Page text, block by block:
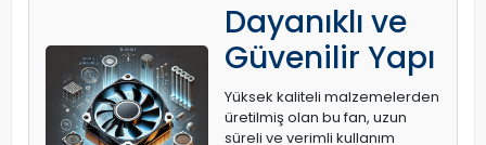
Dayanıklı ve
Güvenilir Yapı
Yüksek kaliteli malzemelerden
üretilmiş olan bu fan, uzun
süreli ve verimli kullanım